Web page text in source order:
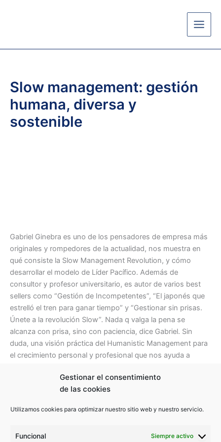
Gestionar el consentimiento
de las cookies
Utilizamos cookies para optimizar nuestro sitio web y nuestro servicio.
Funcional Siempre activo
Slow management: gestión
humana, diversa y
sostenible
Gabriel Ginebra es uno de los pensadores de empresa más
originales y rompedores de la actualidad, nos muestra en
qué consiste la Slow Management Revolution, y cómo
desarrollar el modelo de Líder Pacífico. Además de
consultor y profesor universitario, es autor de varios best
sellers como “Gestión de Incompetentes”, “El japonés que
estrelló el tren para ganar tiempo” y “Gestionar sin prisas.
Únete a la revolución Slow”. Nada q valga la pena se
alcanza con prisa, sino con paciencia, dice Gabriel. Sin
duda, una visión práctica del Humanistic Management para
el crecimiento personal y profesional que nos ayuda a
versus cantidad y el menos es más son máximas para nos
permitirán avanzar en nuestro crecimiento personal y